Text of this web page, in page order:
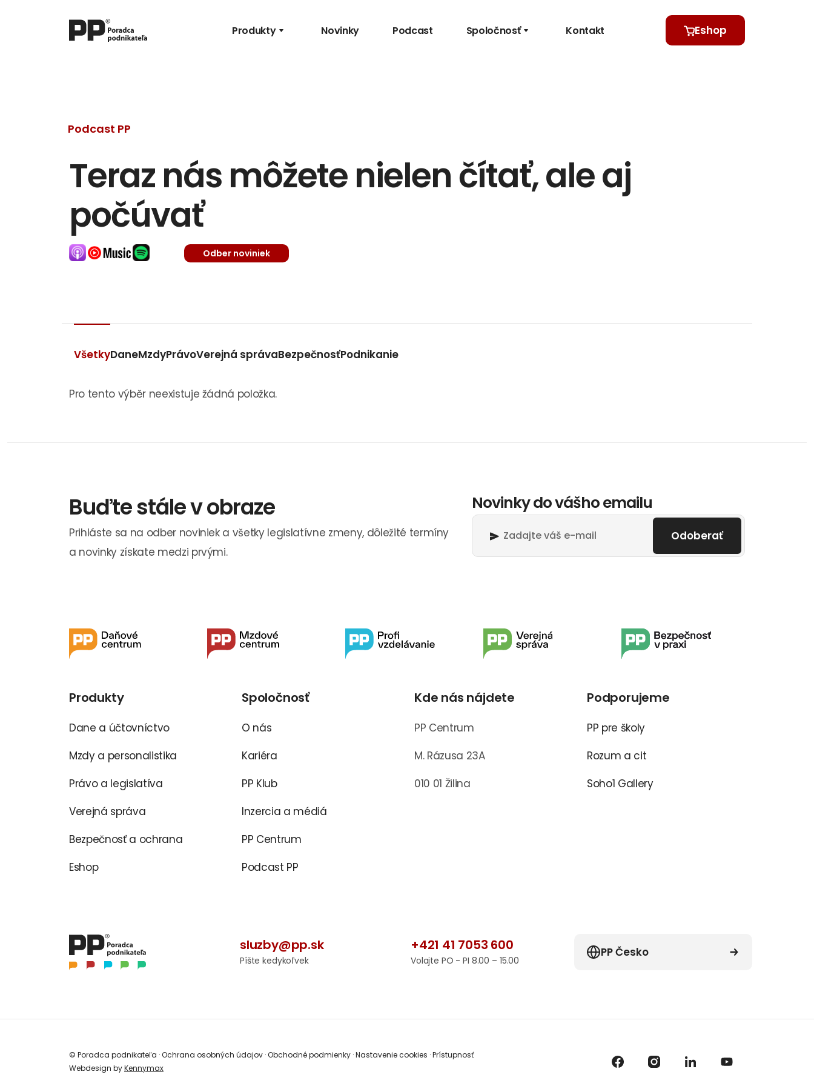
Produkty Novinky Podcast Spoločnosť Kontakt Eshop
Podcast PP
Teraz nás môžete nielen čítať, ale aj
počúvať
Odber noviniek
VšetkyDaneMzdyPrávoVerejná správaBezpečnosťPodnikanie
Pro tento výběr neexistuje žádná položka.
Buďte stále v obraze
Prihláste sa na odber noviniek a všetky legislatívne zmeny, dôležité termíny
a novinky získate medzi prvými.
Novinky do vášho emailu
Odoberať
Produkty
Dane a účtovníctvo
Mzdy a personalistika
Právo a legislatíva
Verejná správa
Bezpečnosť a ochrana
Eshop
Spoločnosť
O nás
Kariéra
PP Klub
Inzercia a médiá
PP Centrum
Podcast PP
Kde nás nájdete
PP Centrum
M. Rázusa 23A
010 01 Žilina
Podporujeme
PP pre školy
Rozum a cit
Soho1 Gallery
sluzby@pp.sk
Píšte kedykoľvek
+421 41 7053 600
Volajte PO - PI 8.00 – 15.00
PP Česko
© Poradca podnikateľa ·Ochrana osobných údajov ·Obchodné podmienky ·Nastavenie cookies ·Prístupnosť
Webdesign byKennymax